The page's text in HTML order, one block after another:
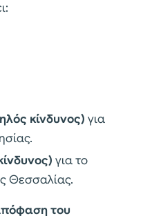
κίνδυνος) για
για το
Θεσσαλίας.
του